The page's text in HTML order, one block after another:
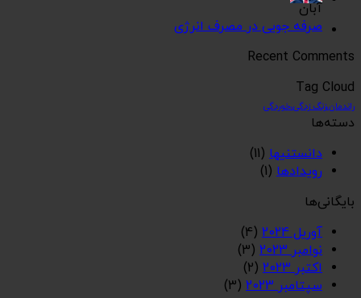
آبان
صرفه جویی در مصرف انرژی
Recent Comments
Tag Cloud
راندمان،زنگ زدگی،خوردگی
دسته‌ها
دانستنیها (11)
رویدادها (1)
بایگانی‌ها
آوریل 2024
(4)
نوامبر 2023
(3)
اکتبر 2023
(2)
سپتامبر 2023
(3)